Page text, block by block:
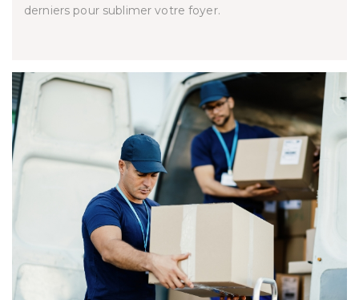
derniers pour sublimer votre foyer.